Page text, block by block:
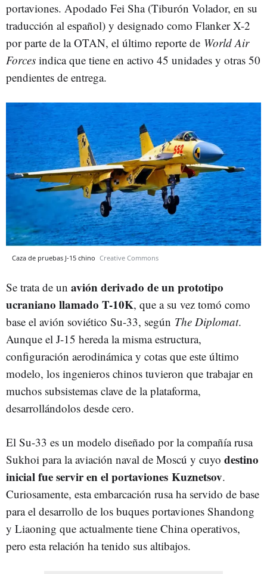
portaviones. Apodado Fei Sha (Tiburón Volador, en su
traducción al español) y designado como Flanker X-2
por parte de la OTAN, el último reporte de World Air
Forces indica que tiene en activo 45 unidades y otras 50
pendientes de entrega.
Caza de pruebas J-15 chino Creative Commons
Se trata de un avión derivado de un prototipo
ucraniano llamado T-10K, que a su vez tomó como
base el avión soviético Su-33, según The Diplomat.
Aunque el J-15 hereda la misma estructura,
configuración aerodinámica y cotas que este último
modelo, los ingenieros chinos tuvieron que trabajar en
muchos subsistemas clave de la plataforma,
desarrollándolos desde cero.
El Su-33 es un modelo diseñado por la compañía rusa
Sukhoi para la aviación naval de Moscú y cuyo destino
inicial fue servir en el portaviones Kuznetsov.
Curiosamente, esta embarcación rusa ha servido de base
para el desarrollo de los buques portaviones Shandong
y Liaoning que actualmente tiene China operativos,
pero esta relación ha tenido sus altibajos.